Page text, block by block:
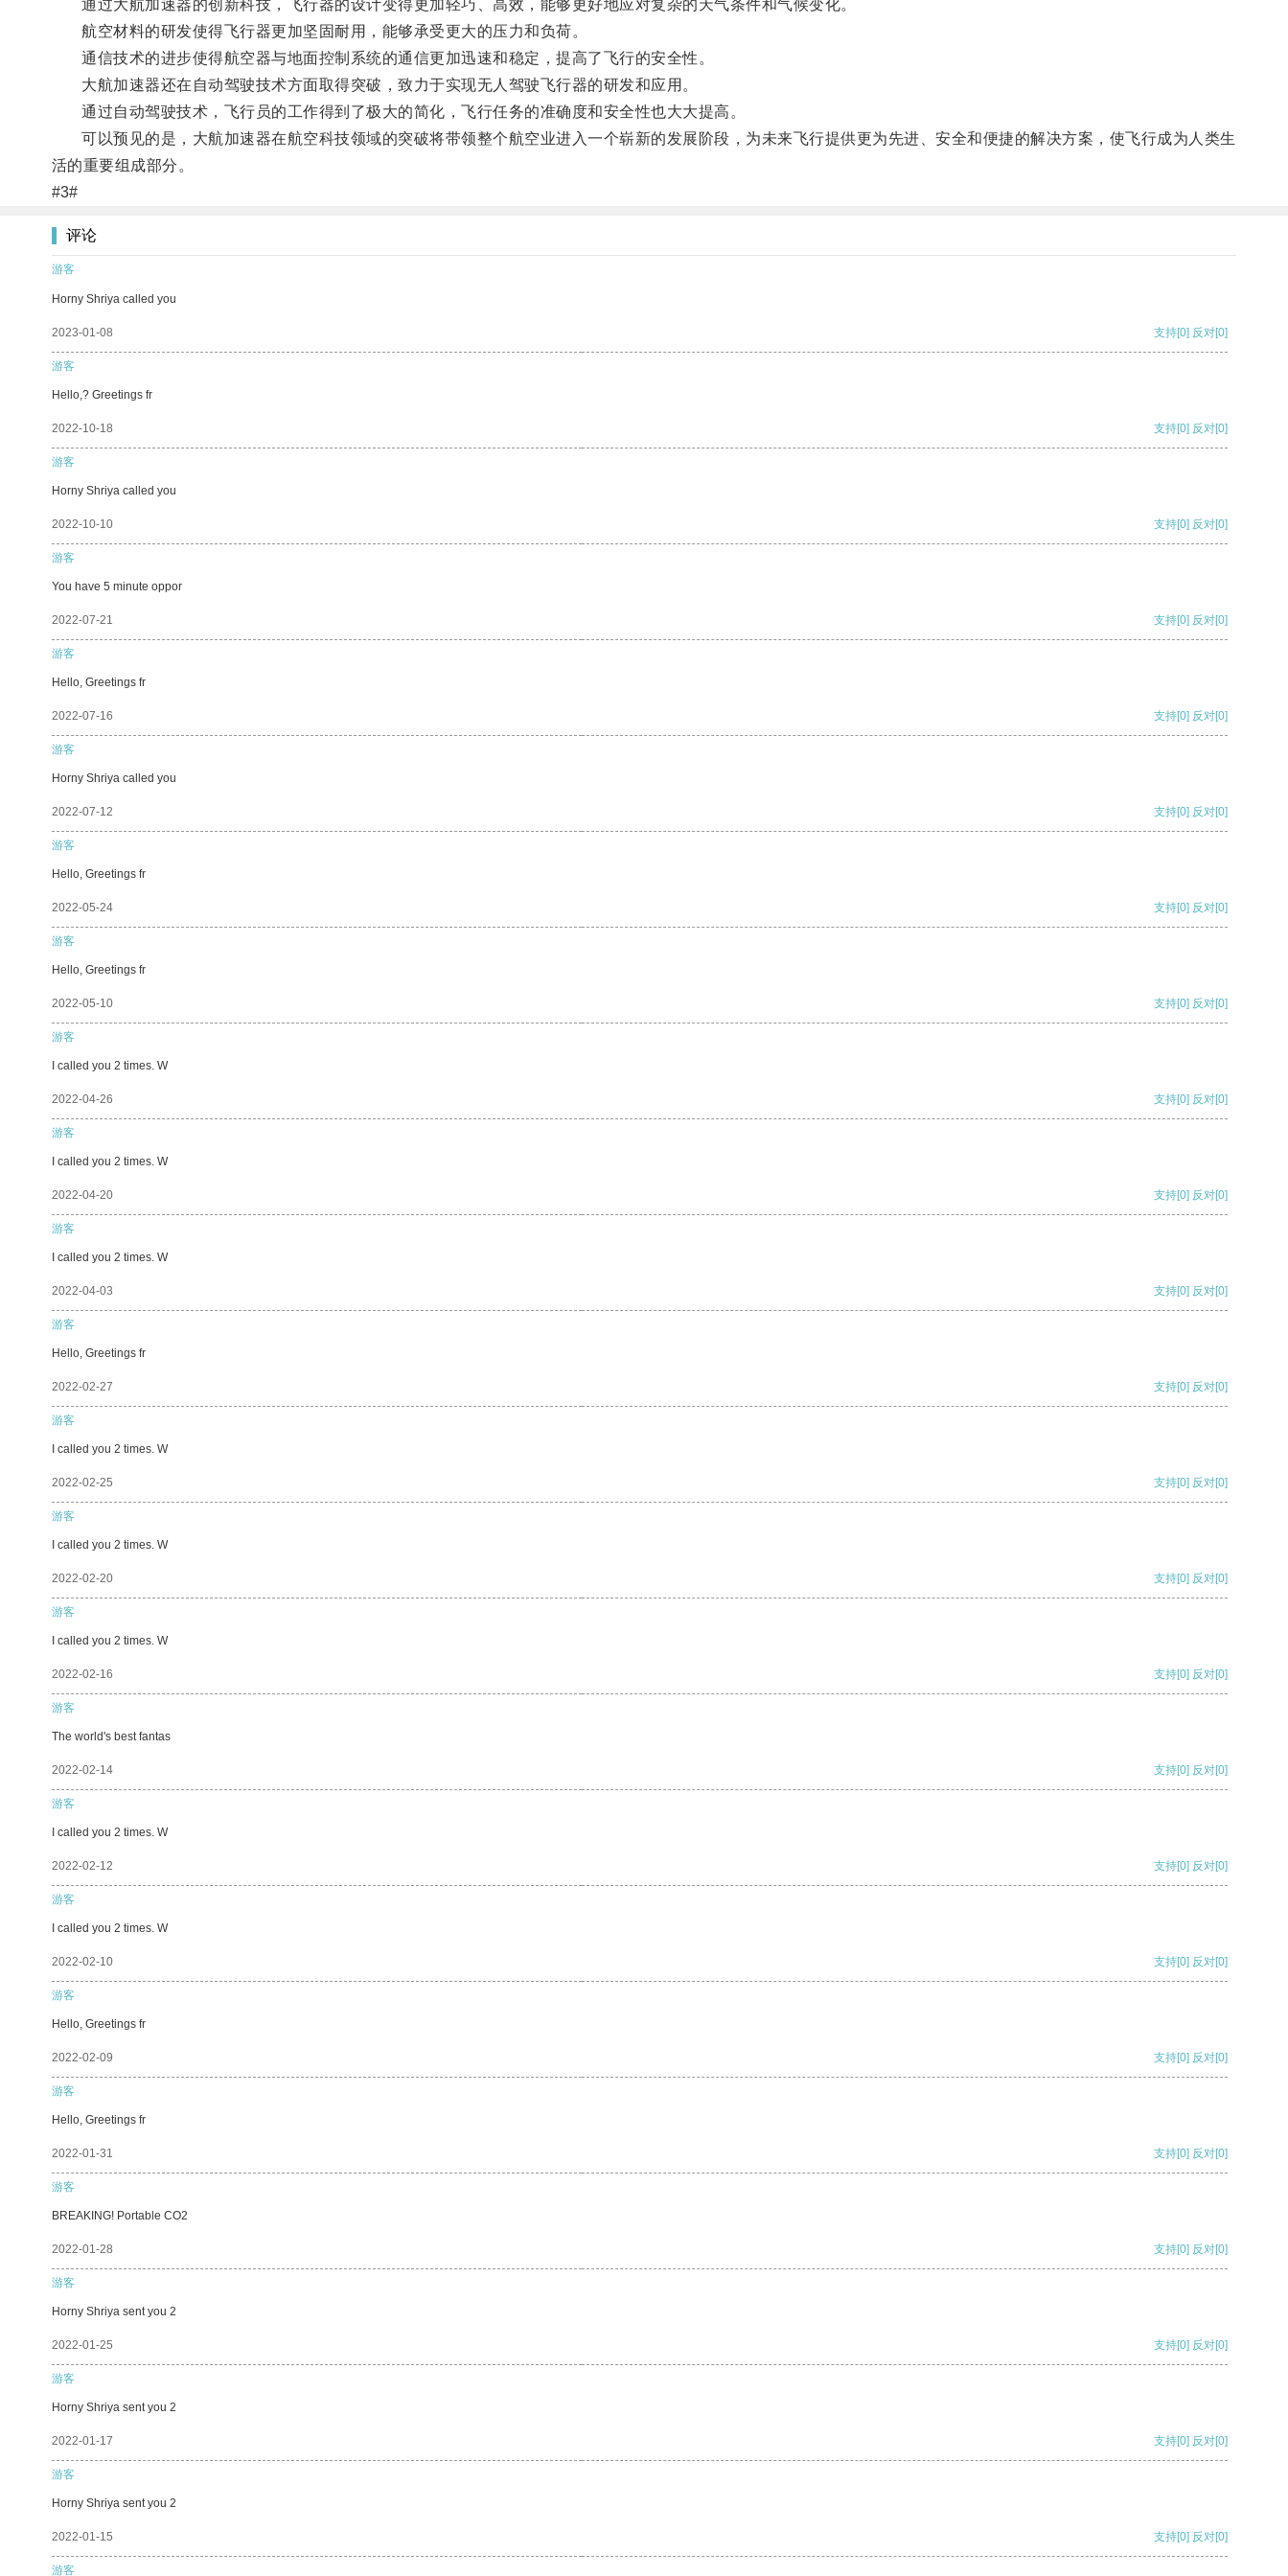
通过大航加速器的创新科技，飞行器的设计变得更加轻巧、高效，能够更好地应对复杂的天气条件和气候变化。
航空材料的研发使得飞行器更加坚固耐用，能够承受更大的压力和负荷。
通信技术的进步使得航空器与地面控制系统的通信更加迅速和稳定，提高了飞行的安全性。
大航加速器还在自动驾驶技术方面取得突破，致力于实现无人驾驶飞行器的研发和应用。
通过自动驾驶技术，飞行员的工作得到了极大的简化，飞行任务的准确度和安全性也大大提高。
可以预见的是，大航加速器在航空科技领域的突破将带领整个航空业进入一个崭新的发展阶段，为未来飞行提供更为先进、安全和便捷的解决方案，使飞行成为人类生
活的重要组成部分。
#3#
评论
游客
Horny Shriya called you
2023-01-08 支持[0] 反对[0]
游客
Hello,? Greetings fr
2022-10-18 支持[0] 反对[0]
游客
Horny Shriya called you
2022-10-10 支持[0] 反对[0]
游客
You have 5 minute oppor
2022-07-21 支持[0] 反对[0]
游客
Hello, Greetings fr
2022-07-16 支持[0] 反对[0]
游客
Horny Shriya called you
2022-07-12 支持[0] 反对[0]
游客
Hello, Greetings fr
2022-05-24 支持[0] 反对[0]
游客
Hello, Greetings fr
2022-05-10 支持[0] 反对[0]
游客
I called you 2 times. W
2022-04-26 支持[0] 反对[0]
游客
I called you 2 times. W
2022-04-20 支持[0] 反对[0]
游客
I called you 2 times. W
2022-04-03 支持[0] 反对[0]
游客
Hello, Greetings fr
2022-02-27 支持[0] 反对[0]
游客
I called you 2 times. W
2022-02-25 支持[0] 反对[0]
游客
I called you 2 times. W
2022-02-20 支持[0] 反对[0]
游客
I called you 2 times. W
2022-02-16 支持[0] 反对[0]
游客
The world's best fantas
2022-02-14 支持[0] 反对[0]
游客
I called you 2 times. W
2022-02-12 支持[0] 反对[0]
游客
I called you 2 times. W
2022-02-10 支持[0] 反对[0]
游客
Hello, Greetings fr
2022-02-09 支持[0] 反对[0]
游客
Hello, Greetings fr
2022-01-31 支持[0] 反对[0]
游客
BREAKING! Portable CO2
2022-01-28 支持[0] 反对[0]
游客
Horny Shriya sent you 2
2022-01-25 支持[0] 反对[0]
游客
Horny Shriya sent you 2
2022-01-17 支持[0] 反对[0]
游客
Horny Shriya sent you 2
2022-01-15 支持[0] 反对[0]
游客